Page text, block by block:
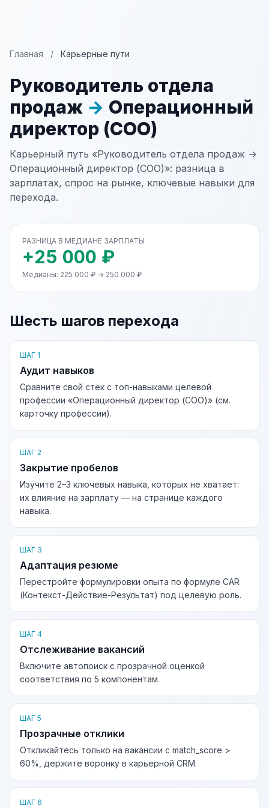
Главная / Карьерные пути
Руководитель отдела
продаж → Операционный
директор (COO)
Карьерный путь «Руководитель отдела продаж →
Операционный директор (COO)»: разница в
зарплатах, спрос на рынке, ключевые навыки для
перехода.
РАЗНИЦА В МЕДИАНЕ ЗАРПЛАТЫ
+25 000 ₽
Медианы: 225 000 ₽ → 250 000 ₽
Шесть шагов перехода
ШАГ 1
Аудит навыков
Сравните свой стек с топ-навыками целевой
профессии «Операционный директор (COO)» (см.
карточку профессии).
ШАГ 2
Закрытие пробелов
Изучите 2–3 ключевых навыка, которых не хватает:
их влияние на зарплату — на странице каждого
навыка.
ШАГ 3
Адаптация резюме
Перестройте формулировки опыта по формуле CAR
(Контекст-Действие-Результат) под целевую роль.
ШАГ 4
Отслеживание вакансий
Включите автопоиск с прозрачной оценкой
соответствия по 5 компонентам.
ШАГ 5
Прозрачные отклики
Откликайтесь только на вакансии с match_score >
60%, держите воронку в карьерной CRM.
ШАГ 6